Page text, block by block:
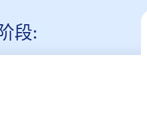
段: